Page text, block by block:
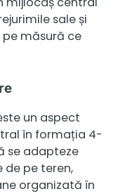
sale și
măsură ce
un aspect
în formația 4-
se adapteze
pe teren,
organizată în